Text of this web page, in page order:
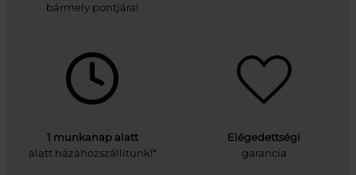
bármely pontjára!
1 munkanap alatt
alatt házáhozszállítunk!*
Elégedettségi
garancia